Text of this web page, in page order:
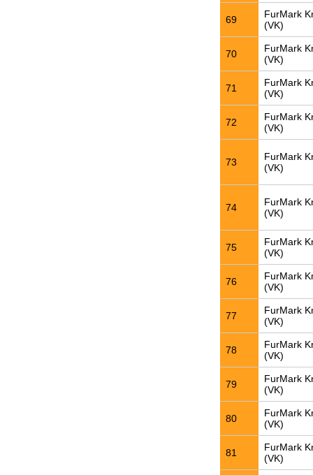
69
FurMark
(VK)
70
FurMark
(VK)
71
FurMark
(VK)
72
FurMark
(VK)
73
FurMark
(VK)
74
FurMark
(VK)
75
FurMark
(VK)
76
FurMark
(VK)
77
FurMark
(VK)
78
FurMark
(VK)
79
FurMark
(VK)
80
FurMark
(VK)
81
FurMark
(VK)